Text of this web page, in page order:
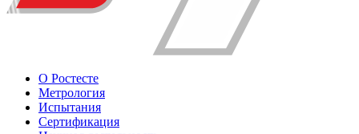
О Ростесте
Метрология
Испытания
Сертификация